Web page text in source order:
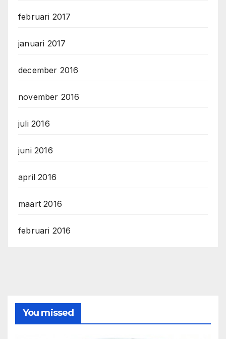
februari 2017
januari 2017
december 2016
november 2016
juli 2016
juni 2016
april 2016
maart 2016
februari 2016
You missed